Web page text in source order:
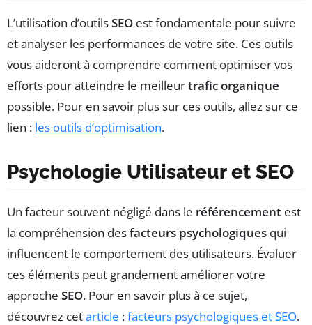
L’utilisation d’outilsSEO est fondamentale pour suivre
et analyser les performances de votre site. Ces outils
vous aideront à comprendre comment optimiser vos
efforts pour atteindre le meilleurtrafic organique
possible. Pour en savoir plus sur ces outils, allez sur ce
lien : les outils d’optimisation.
Psychologie Utilisateur et SEO
Un facteur souvent négligé dans le référencement est
la compréhension desfacteurs psychologiques qui
influencent le comportement des utilisateurs. Évaluer
ces éléments peut grandement améliorer votre
approche SEO. Pour en savoir plus à ce sujet,
découvrez cetarticle :facteurs psychologiques et SEO.